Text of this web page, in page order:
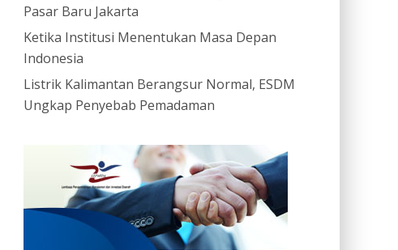
Pasar Baru Jakarta
Ketika Institusi Menentukan Masa Depan
Indonesia
Listrik Kalimantan Berangsur Normal, ESDM
Ungkap Penyebab Pemadaman